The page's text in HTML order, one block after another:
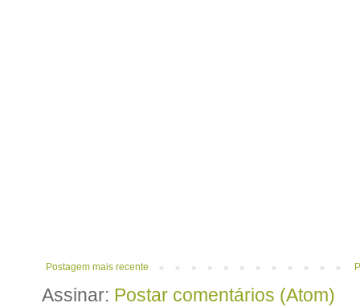
Postagem mais recente
Assinar: Postar comentários (Atom)